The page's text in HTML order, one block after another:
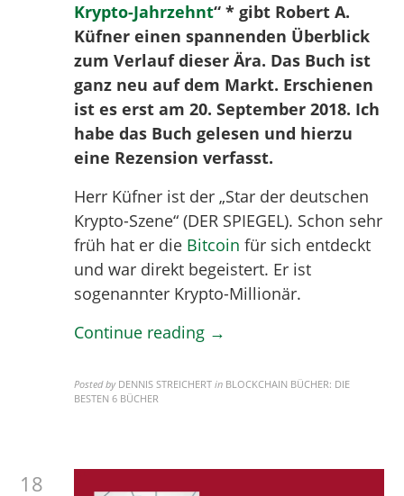
Krypto-Jahrzehnt“ * gibt Robert A.
Küfner einen spannenden Überblick
zum Verlauf dieser Ära. Das Buch ist
ganz neu auf dem Markt. Erschienen
ist es erst am 20. September 2018. Ich
habe das Buch gelesen und hierzu
eine Rezension verfasst.
Herr Küfner ist der „Star der deutschen
Krypto-Szene“ (DER SPIEGEL). Schon sehr
früh hat er die Bitcoin für sich entdeckt
und war direkt begeistert. Er ist
sogenannter Krypto-Millionär.
Continue reading →
Posted by DENNIS STREICHERT in BLOCKCHAIN BÜCHER: DIE
BESTEN 6 BÜCHER
18